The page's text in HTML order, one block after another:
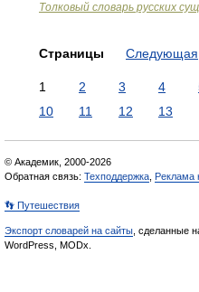
Толковый словарь русских
Страницы Следующая
1 2 3 4
10
11 12 13
© Академик, 2000-2026
Обратная связь: Техподдержка Реклама
👣 Путешествия
Экспорт словарей на сайты , сделанные
WordPress, MODx.